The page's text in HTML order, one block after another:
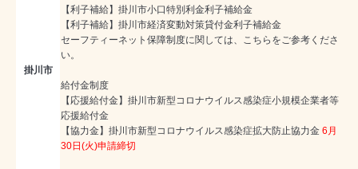
掛川市
【利子補給】 掛川市小口特別利金利子補給金
【利子補給】 掛川市経済変動対策貸付金利子補給金
セーフティーネット保障制度に関しては、
こちらを ご参考くださ
い。
給付金制度
【応援給付金】 掛川市新型コロナウイルス感染症小規模企業者等
応援給付金
【協力金】 掛川市新型コロナウイルス感染症拡大防止協力金 6月
30日(火)申請締切